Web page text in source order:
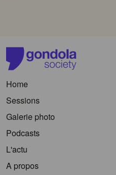
Home
Sessions
Galerie photo
Podcasts
L'actu
A propos